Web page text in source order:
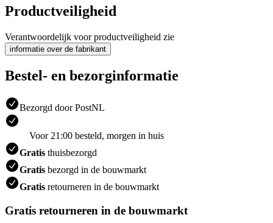
Productveiligheid
Verantwoordelijk voor productveiligheid zie
informatie over de fabrikant
Bestel- en bezorginformatie
Bezorgd door PostNL
Voor 21:00 besteld, morgen in huis
Gratis thuisbezorgd
Gratis bezorgd in de bouwmarkt
Gratis retourneren in de bouwmarkt
Gratis retourneren in de bouwmarkt